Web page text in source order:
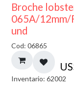
Broche
065A/12mm/
und
Cod: 06865
Inventario: 62002